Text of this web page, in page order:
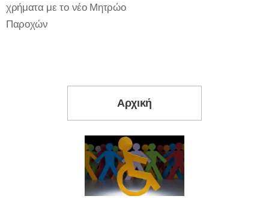
χρήματα με το νέο Μητρώο
Παροχών
Αρχική